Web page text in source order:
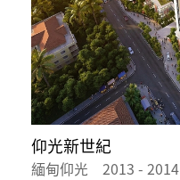
仰光新世紀
緬甸仰光 2013 - 2014